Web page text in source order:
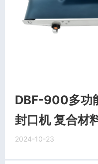
DBF-900多功
封口机 复合材
2024-10-23